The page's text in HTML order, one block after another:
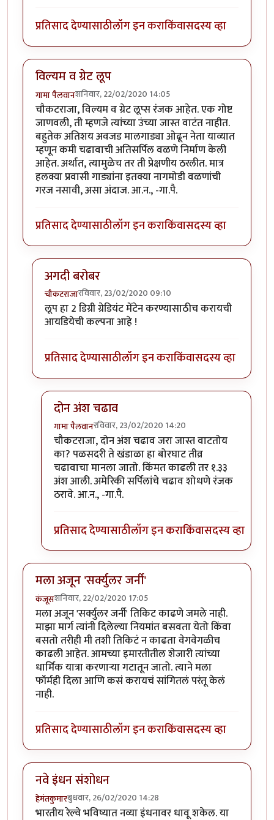
प्रतिसाद देण्यासाठीलॉग इन कराकिंवासदस्य व्हा
विल्यम व ग्रेट लूप
गामा पैलवानशनिवार, 22/02/2020 14:05
चौकटराजा, विल्यम व ग्रेट लूप्स रंजक आहेत. एक गोष्ट
जाणवली, ती म्हणजे त्यांच्या उंच्या जास्त वाटंत नाहीत.
बहुतेक अतिशय अवजड मालगाड्या ओढून नेता याव्यात
म्हणून कमी चढावाची अतिसर्पिल वळणे निर्माण केली
आहेत. अर्थात, त्यामुळेच तर ती प्रेक्षणीय ठरलीत. मात्र
हलक्या प्रवासी गाड्यांना इतक्या नागमोडी वळणांची
गरज नसावी, असा अंदाज. आ.न., -गा.पै.
प्रतिसाद देण्यासाठीलॉग इन कराकिंवासदस्य व्हा
अगदी बरोबर
चौकटराजारविवार, 23/02/2020 09:10
In reply toविल्यम व ग्रेट लूपbyगामा पैलवान
लूप हा 2 डिग्री ग्रेडियंट मेंटेन करण्यासाठीच करायची
आयडियेची कल्पना आहे !
प्रतिसाद देण्यासाठीलॉग इन कराकिंवासदस्य व्हा
दोन अंश चढाव
गामा पैलवानरविवार, 23/02/2020 14:20
In reply toअगदी बरोबरbyचौकटराजा
चौकटराजा, दोन अंश चढाव जरा जास्त वाटतोय
का? पळसदरी ते खंडाळा हा बोरघाट तीव्र
चढावाचा मानला जातो. किंमत काढली तर १.३३
अंश आली. अमेरिकी सर्पिलांचे चढाव शोधणे रंजक
ठरावे. आ.न., -गा.पै.
प्रतिसाद देण्यासाठीलॉग इन कराकिंवासदस्य व्हा
मला अजून 'सर्क्युलर जर्नी'
कंजूसशनिवार, 22/02/2020 17:05
मला अजून 'सर्क्युलर जर्नी' तिकिट काढणे जमले नाही.
माझा मार्ग त्यांनी दिलेल्या नियमांत बसवता येतो किंवा
बसतो तरीही मी तशी तिकिटं न काढता वेगवेगळीच
काढली आहेत. आमच्या इमारतीतील शेजारी त्यांच्या
धार्मिक यात्रा करणाऱ्या गटातून जातो. त्याने मला
फॉर्मही दिला आणि कसं करायचं सांगितलं परंतू केलं
नाही.
प्रतिसाद देण्यासाठीलॉग इन कराकिंवासदस्य व्हा
नवे इंधन संशोधन
हेमंतकुमारबुधवार, 26/02/2020 14:28
भारतीय रेल्वे भविष्यात नव्या इंधनावर धावू शकेल. या